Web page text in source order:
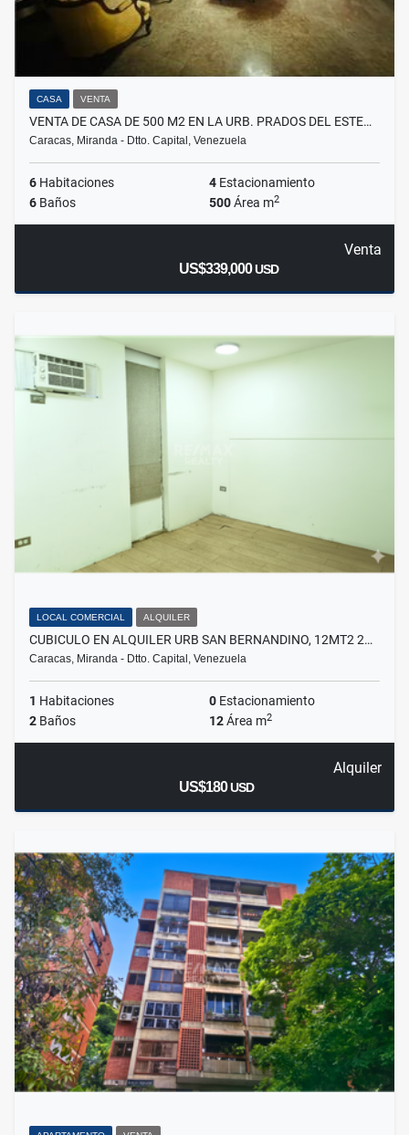
CASA VENTA
VENTA DE CASA DE 500 M2 EN LA URB. PRADOS DEL ESTE…
Caracas, Miranda - Dtto. Capital, Venezuela
6 Habitaciones 4 Estacionamiento
6 Baños 500Área m2
Venta
US$339,000USD
LOCAL COMERCIAL ALQUILER
CUBICULO EN ALQUILER URB SAN BERNANDINO, 12MT2 2…
Caracas, Miranda - Dtto. Capital, Venezuela
1 Habitaciones 0 Estacionamiento
2 Baños 12Área m2
Alquiler
US$180USD